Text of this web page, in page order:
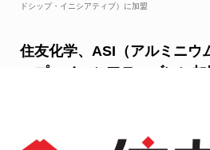
ドシップ・イニシアティブ）に加盟
住友化学、ASI（アルミニウ
ップ・イニシアティブ）に加